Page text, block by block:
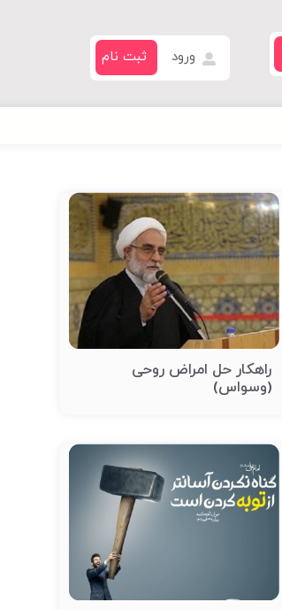
ورود ثبت نام
راهکار حل امراض روحی
(وسواس)